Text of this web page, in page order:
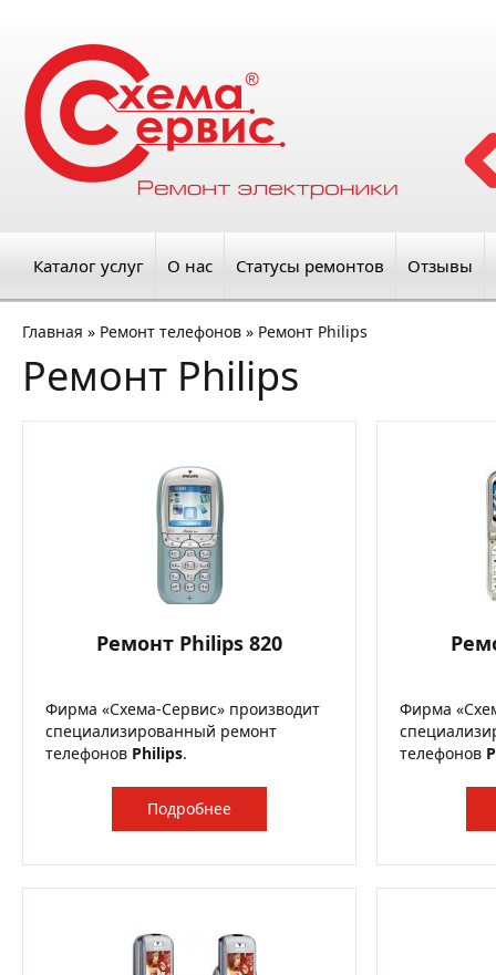
Каталог услуг О нас Статусы ремонтов Отзывы
Главная » Ремонт телефонов » Ремонт Philips
Ремонт Philips
Ремонт Philips 820
Фирма «Схема-Сервис» производит
специализированный ремонт
телефонов Philips.
Подробнее
Фирма
телефонов